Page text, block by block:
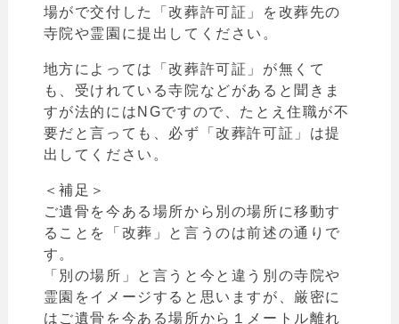
場がで交付した「改葬許可証」を改葬先の
寺院や霊園に提出してください。
地方によっては 「改葬許可証」が無くて
も、受けれている寺院などがあると聞きま
すが法的にはNGですので、たとえ住職が不
要だと言っても、必ず 「改葬許可証」は提
出してください。
＜補足＞
ご遺骨を今ある場所から別の場所に移動す
ることを
「 改葬」と言うのは前述の通りで
す。
「 別の場所 」と言うと今と違う別の寺院や
霊園をイメージすると思いますが、厳密に
はご遺骨を今ある場所から１メートル離れ